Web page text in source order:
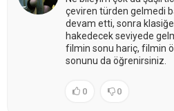
çeviren türden gelmedi
devam etti, sonra klasiğe
hakedecek seviyede
filmin sonu hariç, filmin
sonunu da öğrenirsiniz.
0 0